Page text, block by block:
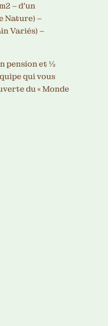
– d’un
Nature) –
Variés) –
pension et ½
qui vous
du « Monde